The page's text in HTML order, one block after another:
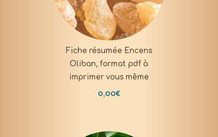
Fiche résumée Encens
Oliban, format pdf à
imprimer vous même
0,00€